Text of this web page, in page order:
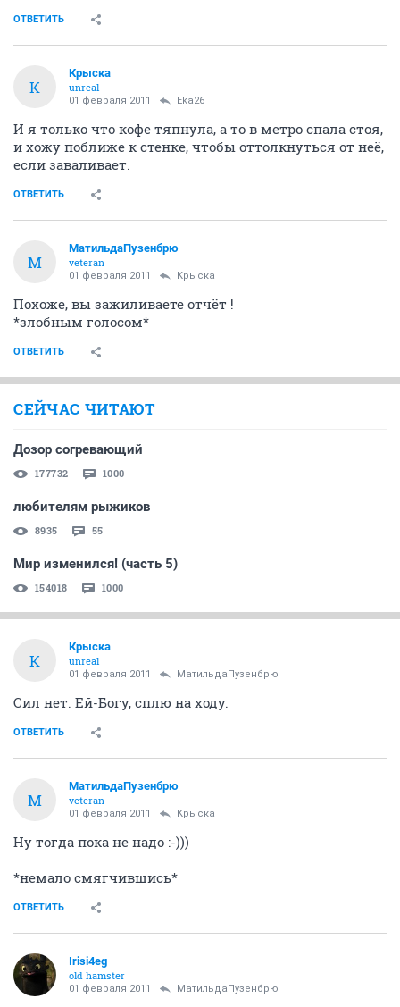
ОТВЕТИТЬ
К
Крыска
unreal
01 февраля 2011 Eka26
И я только что кофе тяпнула, а то в метро спала стоя,
и хожу поближе к стенке, чтобы оттолкнуться от неё,
если заваливает.
ОТВЕТИТЬ
М
МатильдаПузенбрю
veteran
01 февраля 2011 Крыска
Похоже, вы зажиливаете отчёт !
*злобным голосом*
ОТВЕТИТЬ
СЕЙЧАС ЧИТАЮТ
Дозор согревающий
177732 1000
любителям рыжиков
8935 55
Мир изменился! (часть 5)
154018 1000
К
Крыска
unreal
01 февраля 2011 МатильдаПузенбрю
Сил нет. Ей-Богу, сплю на ходу.
ОТВЕТИТЬ
М
МатильдаПузенбрю
veteran
01 февраля 2011 Крыска
Ну тогда пока не надо :-)))
*немало смягчившись*
ОТВЕТИТЬ
Irisi4eg
old hamster
01 февраля 2011 МатильдаПузенбрю